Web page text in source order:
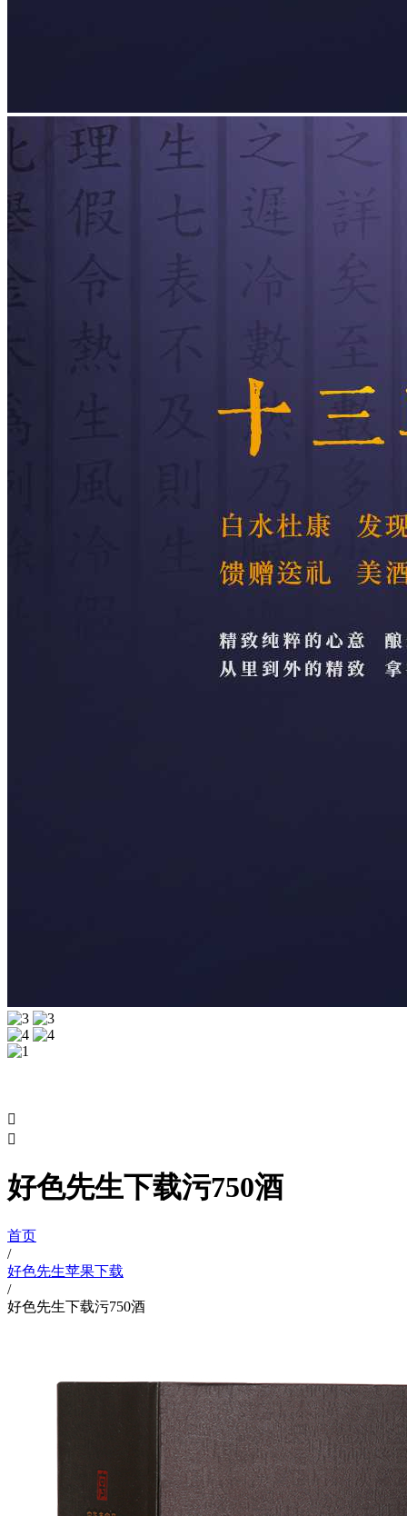


好色先生下载污750酒
首页
/
好色先生苹果下载
/
好色先生下载污750酒